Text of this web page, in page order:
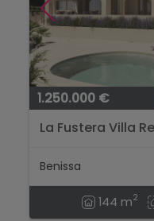
1.250.000 €
La Fustera Villa
Benissa
144 m2